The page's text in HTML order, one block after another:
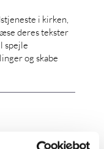
i kirken,
deres tekster
spejle
og skabe